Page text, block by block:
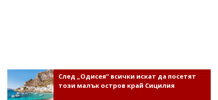
След „Одисея“ всички искат да посетят
този малък остров край Сицилия